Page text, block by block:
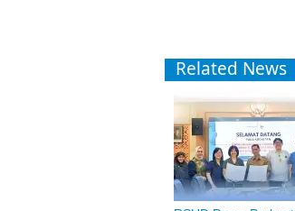
Related News